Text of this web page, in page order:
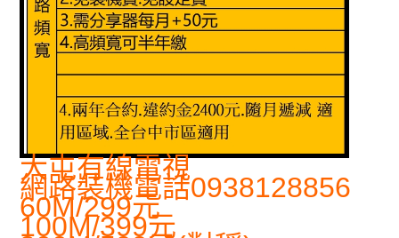
大屯有線電視
網路裝機電話0938128856
60M/299元
100M/399元